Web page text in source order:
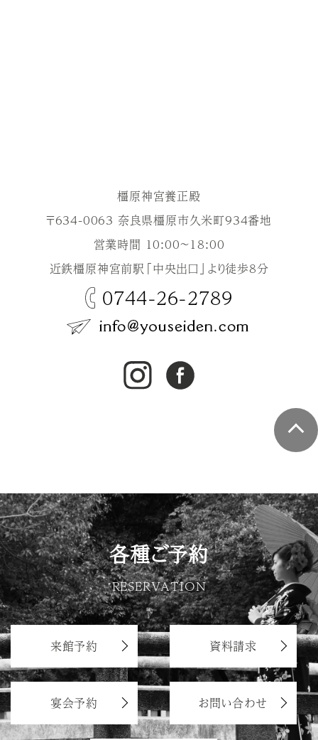
橿原神宮養正殿
〒634-0063 奈良県橿原市久米町934番地
営業時間 10:00～18:00
近鉄橿原神宮前駅「中央出口」より徒歩8分
0744-26-2789
各種ご予約
RESERVATION
来館予約 資料請求
宴会予約 お問い合わせ